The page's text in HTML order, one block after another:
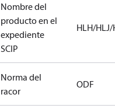
Nombre del
producto en el
expediente
SCIP
HLH/
Norma del
racor
ODF